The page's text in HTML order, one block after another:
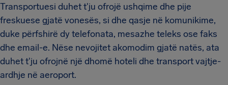
Transportuesi duhet t'ju ofrojë ushqime dhe pije
freskuese gjatë vonesës, si dhe qasje në komunikime,
duke përfshirë dy telefonata, mesazhe teleks ose faks
dhe email-e. Nëse nevojitet akomodim gjatë natës, ata
duhet t'ju ofrojnë një dhomë hoteli dhe transport vajtje-
ardhje në aeroport.